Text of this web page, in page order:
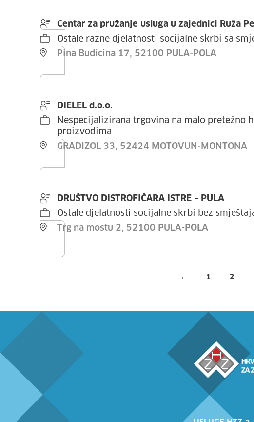
Pina Budicina 17, 52100 PULA-POLA
Centar za pružanje usluga u zajednici Ruža
Ostale razne djelatnosti socijalne skrbi sa
GRADIZOL 33, 52424 MOTOVUN-MONTONA
DIELEL d.o.o.
Nespecijalizirana trgovina na malo pretežno
proizvodima
Trg na mostu 2, 52100 PULA-POLA
DRUŠTVO DISTROFIČARA ISTRE – PULA
Ostale djelatnosti socijalne skrbi bez
← 1 2